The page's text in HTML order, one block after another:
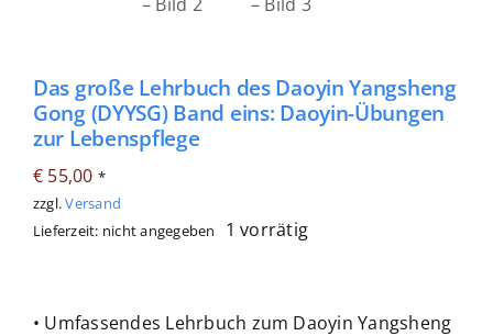
Das große Lehrbuch des Daoyin Yangsheng
Gong (DYYSG) Band eins: Daoyin-Übungen
zur Lebenspflege
€ 55,00 *
zzgl.Versand
Lieferzeit: nicht angegeben
1 vorrätig
• Umfassendes Lehrbuch zum Daoyin Yangsheng